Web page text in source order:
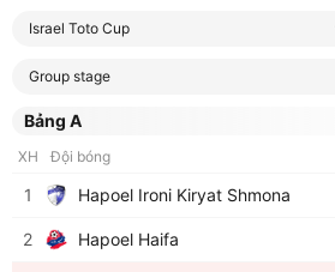
Israel Toto Cup
Group stage
Bảng A
XH Đội bóng
1 Hapoel Ironi Kiryat Shmona
2 Hapoel Haifa